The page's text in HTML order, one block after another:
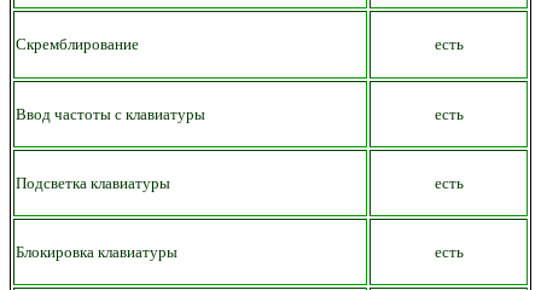
Скремблирование есть
Ввод частоты с клавиатуры есть
Подсветка клавиатуры есть
Блокировка клавиатуры есть